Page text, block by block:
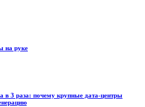
на руке
в 3 раза: почему крупные дата-центры